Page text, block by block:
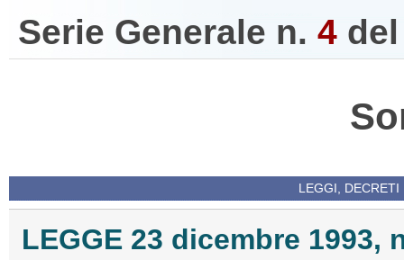
Serie Generale n. 4
LEGGI, DECRETI
LEGGE 23 dicembre 1993,